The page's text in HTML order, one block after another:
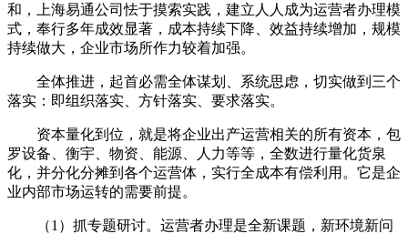
和，上海易通公司怯于摸索实践，建立人人成为运营者办理模
式，奉行多年成效显著，成本持续下降、效益持续增加，规模
持续做大，企业市场所作力较着加强。
全体推进，起首必需全体谋划、系统思虑，切实做到三个
落实：即组织落实、方针落实、要求落实。
资本量化到位，就是将企业出产运营相关的所有资本，包
罗设备、衡宇、物资、能源、人力等等，全数进行量化货泉
化，并分化分摊到各个运营体，实行全成本有偿利用。它是企
业内部市场运转的需要前提。
（1）抓专题研讨。运营者办理是全新课题，新环境新问